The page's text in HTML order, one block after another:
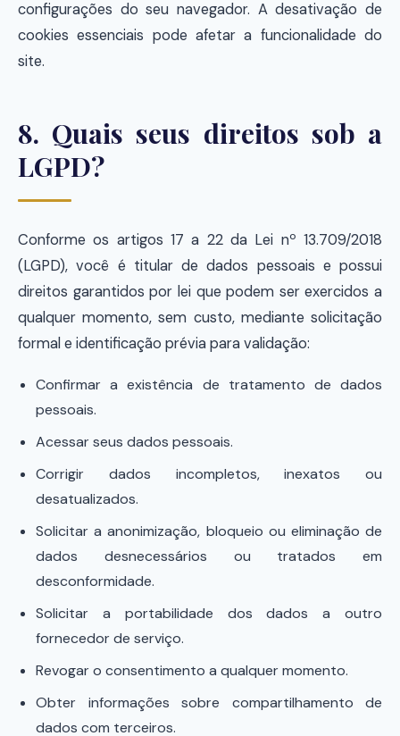
configurações do seu navegador. A desativação de
cookies essenciais pode afetar a funcionalidade do
site.
8. Quais seus direitos sob a
LGPD?
Conforme os artigos 17 a 22 da Lei nº 13.709/2018
(LGPD), você é titular de dados pessoais e possui
direitos garantidos por lei que podem ser exercidos a
qualquer momento, sem custo, mediante solicitação
formal e identificação prévia para validação:
Confirmar a existência de tratamento de dados
pessoais.
Acessar seus dados pessoais.
Corrigir dados incompletos, inexatos ou
desatualizados.
Solicitar a anonimização, bloqueio ou eliminação de
dados desnecessários ou tratados em
desconformidade.
Solicitar a portabilidade dos dados a outro
fornecedor de serviço.
Revogar o consentimento a qualquer momento.
Obter informações sobre compartilhamento de
dados com terceiros.